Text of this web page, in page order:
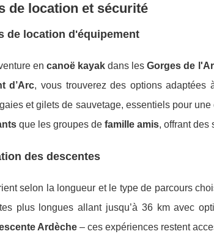
de location et sécurité
de location d'équipement
encanoë kayak dans lesGorges de
d’Arc, vous trouverez des options adaptées
et gilets de sauvetage, essentiels pour une
que les groupes de famille amis, offrant des
des descentes
selon la longueur et le type de parcours
plus longues allant jusqu’à 36 km avec
Ardèche – ces expériences restent